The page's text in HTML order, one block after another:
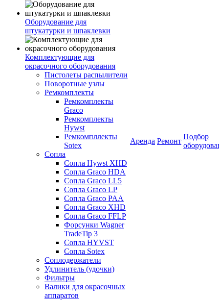
Оборудование для
штукатурки и шпаклевки
Комплектующие для
окрасочного оборудования
Пистолеты распылители
Поворотные узлы
Ремкомплекты
Ремкомплекты
Graco
Ремкомплекты
Hywst
Ремкомпллекты
Sotex
Сопла
Сопла Hywst XHD
Сопла Graco HDA
Сопла Graco LL5
Сопла Graco LP
Сопла Graco PAA
Сопла Graco XHD
Сопла Graco FFLP
Форсунки Wagner
TradeTip 3
Сопла HYVST
Сопла Sotex
Соплодержатели
Удлинитель (удочки)
Фильтры
Валики для окрасочных
аппаратов
Аренда Ремонт
Подбор